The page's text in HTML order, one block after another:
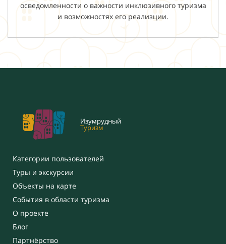
осведомленности о важности инклюзивного туризма
и возможностях его реализции.
Изумрудный
Туризм
Категории пользователей
Туры и экскурсии
Объекты на карте
События в области туризма
О проекте
Блог
Партнёрство